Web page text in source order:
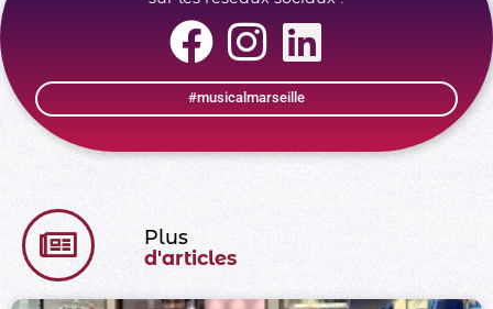
#musicalmarseille
Plus
d'articles